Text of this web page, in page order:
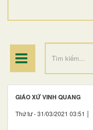
ĐIỂM HÀNH HƯƠNG
GIÁO XỨ VINH QUANG
Thứ tư - 31/03/2021 03:51 |